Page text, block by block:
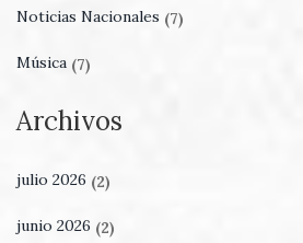
Noticias Nacionales (7)
Música (7)
Archivos
julio 2026 (2)
junio 2026 (2)